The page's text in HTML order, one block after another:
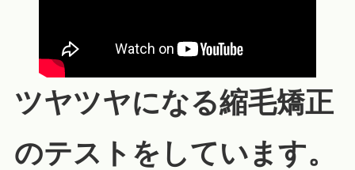
ツヤツヤになる縮毛矯正
のテストをしています。